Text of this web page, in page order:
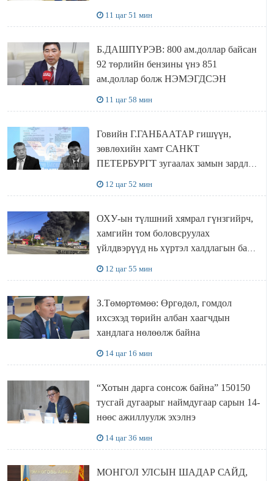
11 цаг 51 мин
Б.ДАШПҮРЭВ: 800 ам.доллар байсан
92 төрлийн бензины үнэ 851
ам.доллар болж НЭМЭГДСЭН
11 цаг 58 мин
Говийн Г.ГАНБААТАР гишүүн,
зөвлөхийн хамт САНКТ
ПЕТЕРБУРГТ зугаалах замын зардлаа
12 цаг 52 мин
ОХУ-ын түлшний хямрал гүнзгийрч,
хамгийн том боловсруулах
үйлдвэрүүд нь хүртэл халдлагын бай
12 цаг 55 мин
З.Төмөртөмөө: Өргөдөл, гомдол
ихсэхэд төрийн албан хаагчдын
хандлага нөлөөлж байна
14 цаг 16 мин
“Хотын дарга сонсож байна” 150150
тусгай дугаарыг наймдугаар сарын 14-
нөөс ажиллуулж эхэлнэ
14 цаг 36 мин
МОНГОЛ УЛСЫН ШАДАР САЙД,